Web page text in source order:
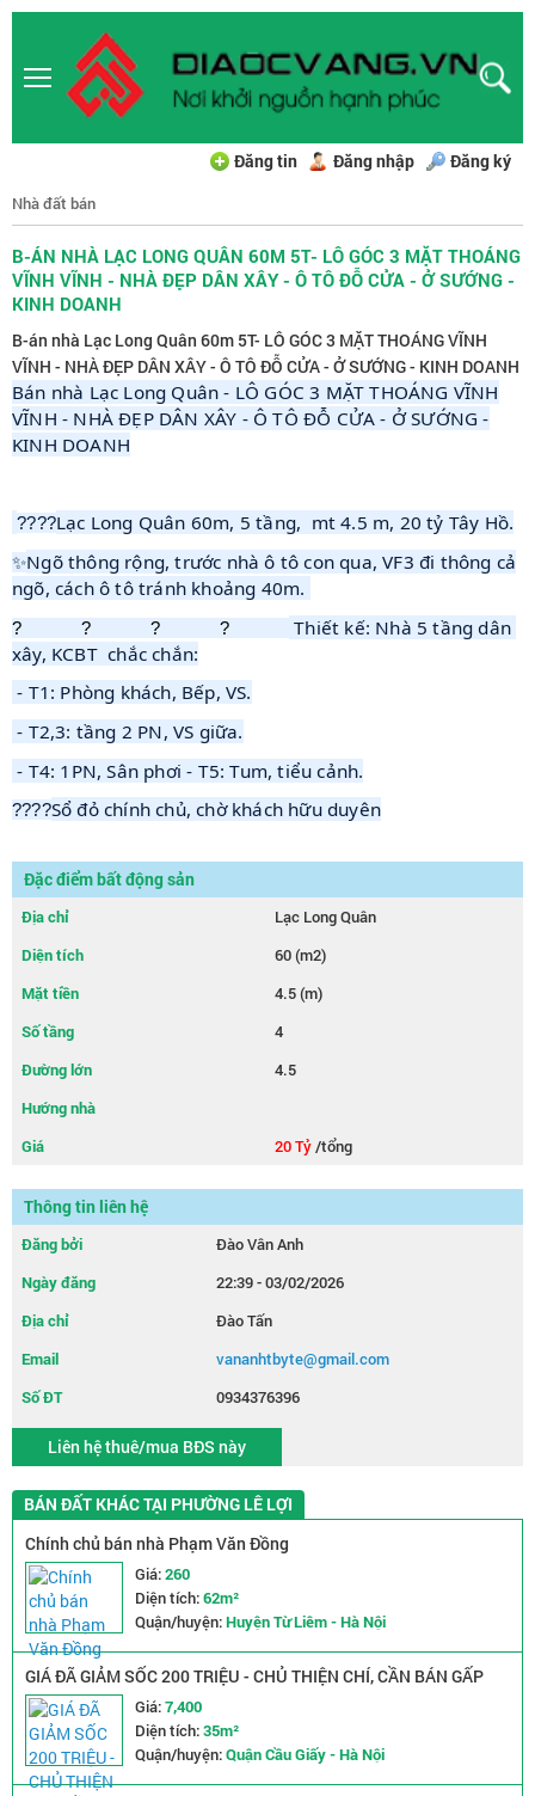
Đăng tin Đăng nhập Đăng ký
Nhà đất bán
B-ÁN NHÀ LẠC LONG QUÂN 60M 5T- LÔ GÓC 3 MẶT THOÁNG
VĨNH VĨNH - NHÀ ĐẸP DÂN XÂY - Ô TÔ ĐỖ CỬA - Ở SƯỚNG -
KINH DOANH
B-án nhà Lạc Long Quân 60m 5T- LÔ GÓC 3 MẶT THOÁNG VĨNH
VĨNH - NHÀ ĐẸP DÂN XÂY - Ô TÔ ĐỖ CỬA - Ở SƯỚNG - KINH DOANH
Bán nhà Lạc Long Quân - LÔ GÓC 3 MẶT THOÁNG VĨNH
VĨNH - NHÀ ĐẸP DÂN XÂY - Ô TÔ ĐỖ CỬA - Ở SƯỚNG -
KINH DOANH
????Lạc Long Quân 60m, 5 tầng, mt 4.5 m, 20 tỷ Tây Hồ.
✨Ngõ thông rộng, trước nhà ô tô con qua, VF3 đi thông cả
ngõ, cách ô tô tránh khoảng 40m.
????
Thiết kế: Nhà 5 tầng dân
xây, KCBT  chắc chắn:
- T1: Phòng khách, Bếp, VS.
- T2,3: tầng 2 PN, VS giữa.
- T4: 1PN, Sân phơi - T5: Tum, tiểu cảnh.
????Sổ đỏ chính chủ, chờ khách hữu duyên
Đặc điểm bất động sản
Địa chỉ
Lạc Long Quân
Diện tích
60 (m2)
Mặt tiền
4.5 (m)
Số tầng
4
Đường lớn
4.5
Hướng nhà
Giá
20 Tỷ/tổng
Thông tin liên hệ
Đăng bởi
Đào Vân Anh
Ngày đăng
22:39 - 03/02/2026
Địa chỉ
Đào Tấn
Email
vananhtbyte@gmail.com
Số ĐT
0934376396
Liên hệ thuê/mua BĐS này
BÁN ĐẤT KHÁC TẠI PHƯỜNG LÊ LỢI
Chính chủ bán nhà Phạm Văn Đồng
Giá:260
Diện tích:62m²
Quận/huyện:Huyện Từ Liêm - Hà Nội
GIÁ ĐÃ GIẢM SỐC 200 TRIỆU - CHỦ THIỆN CHÍ, CẦN BÁN GẤP
NHÀ TRẦN QUỐC VƯỢNG - NGÕ NÔNG RỘNG - 2 MẶT THOÁNG
Giá:7,400
Diện tích:35m²
Quận/huyện:Quận Cầu Giấy - Hà Nội